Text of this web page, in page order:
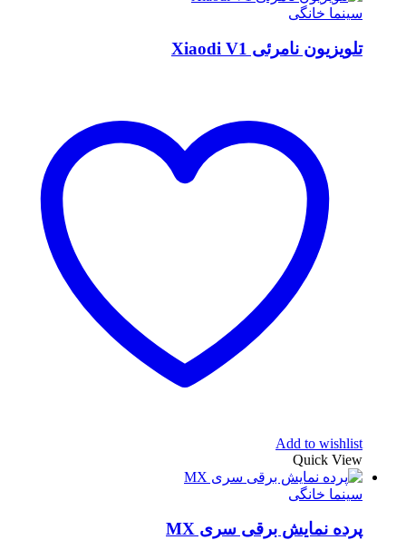
سینما خانگی
تلویزیون نامرئی Xiaodi V1
Add to wishlist
Quick View
سینما خانگی
پرده نمایش برقی سری MX